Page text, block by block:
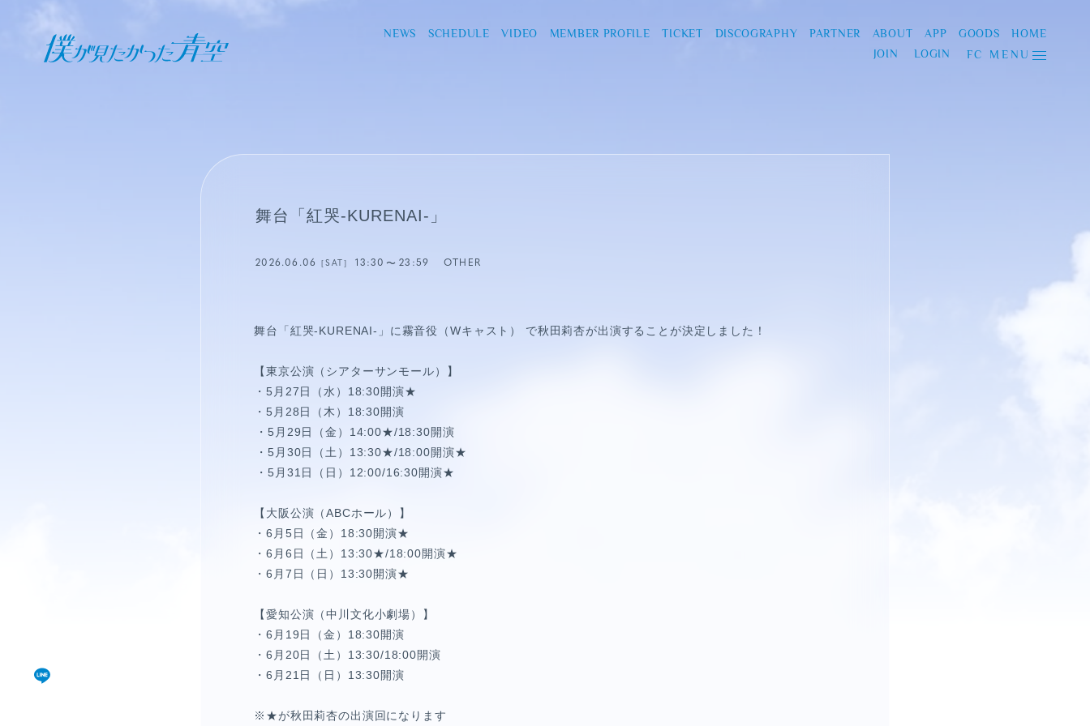
NEWS SCHEDULE VIDEO MEMBER PROFILE TICKET DISCOGRAPHY PARTNER ABOUT APP GOODS
HOME
JOIN
LOGIN FC MENU
RADIO
動画/短編動画 SHORT MOVIE
舞台「紅哭-KURENAI-」
2026.06.06 ［SAT］13:30 23:59 OTHER
舞台「紅哭-KURENAI-」に霧音役（Wキャスト） で秋田莉杏が出演することが決定しました！
【東京公演（ シアターサンモール）】
・5月27日（水）18:30開演★
・5月28日（木）18:30開演
・5月29日（金）14:00★/18:30開演
・5月30日（土）13:30★/18:00開演★
・5月31日（日）12:00/16:30開演★
【大阪公演（ABCホール）】
・6月5日（金）18:30開演★
・6月6日（土）13:30★/18:00開演★
・6月7日（日）13:30開演★
【愛知公演（中川文化小劇場）】
・6月19日（金）18:30開演
・6月20日（土）13:30/18:00開演
・6月21日（日）13:30開演
※★が秋田莉杏の出演回になります